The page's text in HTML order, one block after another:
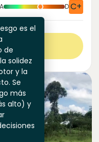
es el
de
solidez
y la
Se
más
alto) y
A DC+